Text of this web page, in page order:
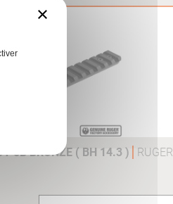
5B BRONZE ( BH 14.3 ) RUGER
×